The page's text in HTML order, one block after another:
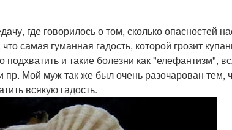
где говорилось о том, сколько опасностей
самая гуманная гадость, которой грозит
и такие болезни как "елефантизм",
пр. Мой муж так же был очень разочарован тем,
всякую гадость.